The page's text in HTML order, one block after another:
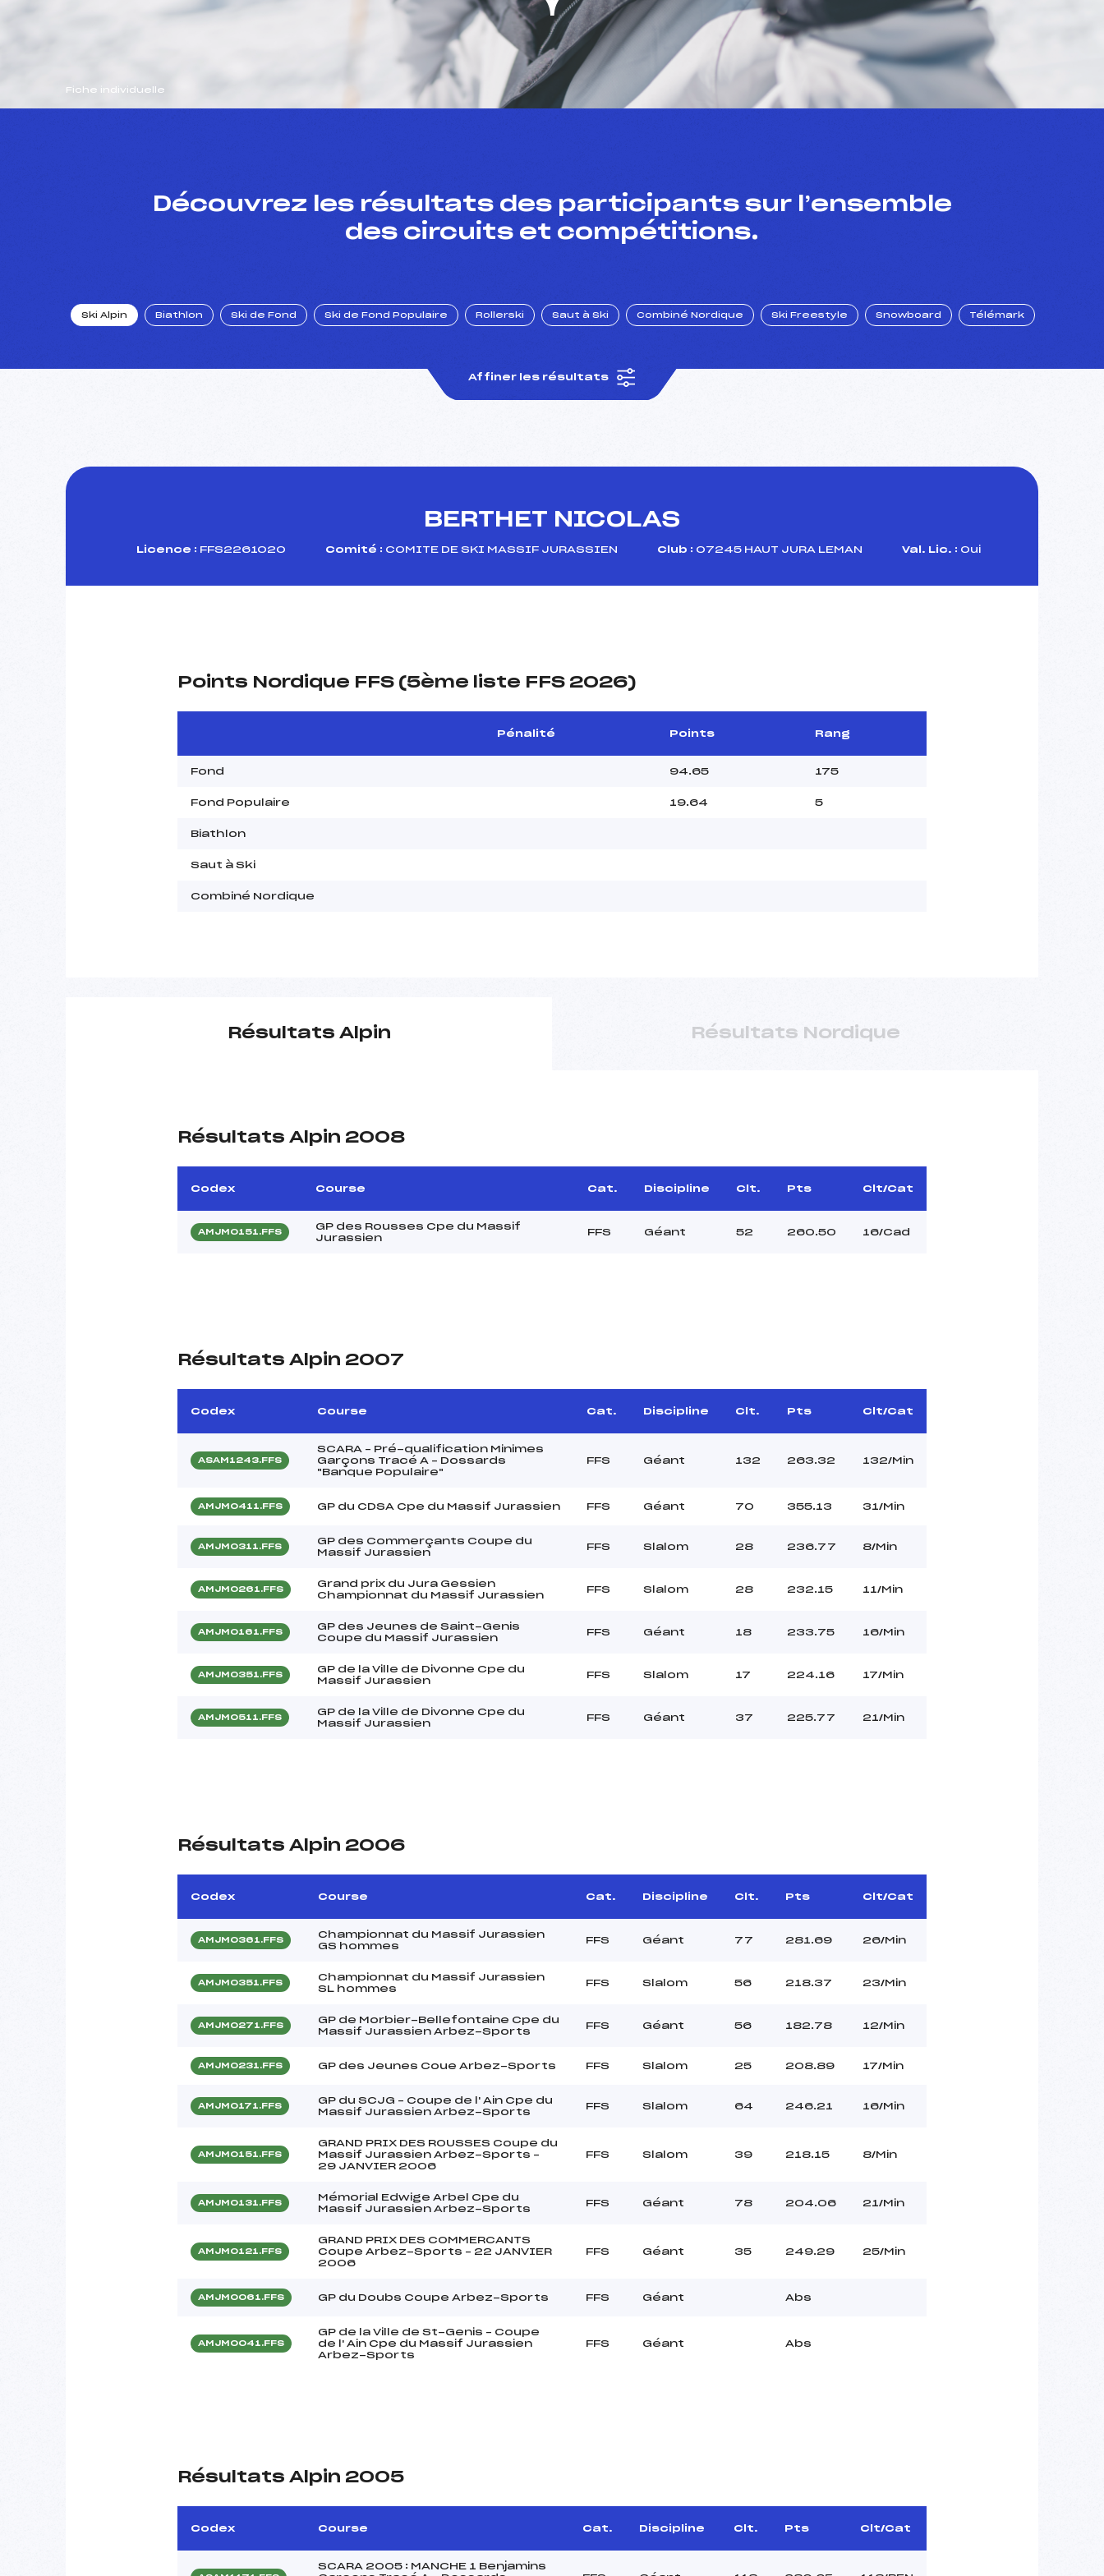
Fiche individuelle
Découvrez les résultats des participants sur l’ensemble
des circuits et compétitions.
Ski Alpin Biathlon Ski de Fond Ski de Fond Populaire Rollerski Saut à Ski Combiné Nordique Ski Freestyle Snowboard Télémark
Affiner les résultats
BERTHET NICOLAS
Licence : FFS2261020 Comité : COMITE DE SKI MASSIF JURASSIEN Club : 07245 HAUT JURA LEMAN Val. Lic. : Oui
Points Nordique FFS (5ème liste FFS 2026)
Pénalité Points Rang
Fond 94.65 175
Fond Populaire 19.64 5
Biathlon
Saut à Ski
Combiné Nordique
Résultats Alpin Résultats Nordique
Résultats Alpin 2008
Codex Course Cat. Discipline Clt. Pts Clt/Cat
AMJM0151.FFS
GP des Rousses Cpe du Massif
Jurassien
FFS Géant 52 260.50 16/Cad
Résultats Alpin 2007
Codex Course Cat. Discipline Clt. Pts Clt/Cat
ASAM1243.FFS
SCARA – Pré-qualification Minimes
Garçons Tracé A – Dossards
"Banque Populaire"
FFS Géant 132 263.32 132/Min
AMJM0411.FFS GP du CDSA Cpe du Massif Jurassien FFS Géant 70 355.13 31/Min
AMJM0311.FFS
GP des Commerçants Coupe du
Massif Jurassien
FFS Slalom 28 236.77 8/Min
AMJM0261.FFS
Grand prix du Jura Gessien
Championnat du Massif Jurassien
FFS Slalom 28 232.15 11/Min
AMJM0161.FFS
GP des Jeunes de Saint-Genis
Coupe du Massif Jurassien
FFS Géant 18 233.75 16/Min
AMJM0351.FFS
GP de la Ville de Divonne Cpe du
Massif Jurassien
FFS Slalom 17 224.16 17/Min
AMJM0511.FFS
GP de la Ville de Divonne Cpe du
Massif Jurassien
FFS Géant 37 225.77 21/Min
Résultats Alpin 2006
Codex Course Cat. Discipline Clt. Pts Clt/Cat
AMJM0361.FFS
Championnat du Massif Jurassien
GS hommes
FFS Géant 77 281.69 26/Min
AMJM0351.FFS
Championnat du Massif Jurassien
SL hommes
FFS Slalom 56 218.37 23/Min
AMJM0271.FFS
GP de Morbier-Bellefontaine Cpe du
Massif Jurassien Arbez-Sports
FFS Géant 56 182.78 12/Min
AMJM0231.FFS GP des Jeunes Coue Arbez-Sports FFS Slalom 25 208.89 17/Min
AMJM0171.FFS
GP du SCJG – Coupe de l' Ain Cpe du
Massif Jurassien Arbez-Sports
FFS Slalom 64 246.21 16/Min
AMJM0151.FFS
GRAND PRIX DES ROUSSES Coupe du
Massif Jurassien Arbez-Sports –
29 JANVIER 2006
FFS Slalom 39 218.15 8/Min
AMJM0131.FFS
Mémorial Edwige Arbel Cpe du
Massif Jurassien Arbez-Sports
FFS Géant 78 204.06 21/Min
AMJM0121.FFS
GRAND PRIX DES COMMERCANTS
Coupe Arbez-Sports – 22 JANVIER
2006
FFS Géant 35 249.29 25/Min
AMJM0061.FFS GP du Doubs Coupe Arbez-Sports FFS Géant Abs
AMJM0041.FFS
GP de la Ville de St-Genis – Coupe
de l' Ain Cpe du Massif Jurassien
Arbez-Sports
FFS Géant Abs
Résultats Alpin 2005
Codex Course Cat. Discipline Clt. Pts Clt/Cat
SCARA 2005 : MANCHE 1 Benjamins